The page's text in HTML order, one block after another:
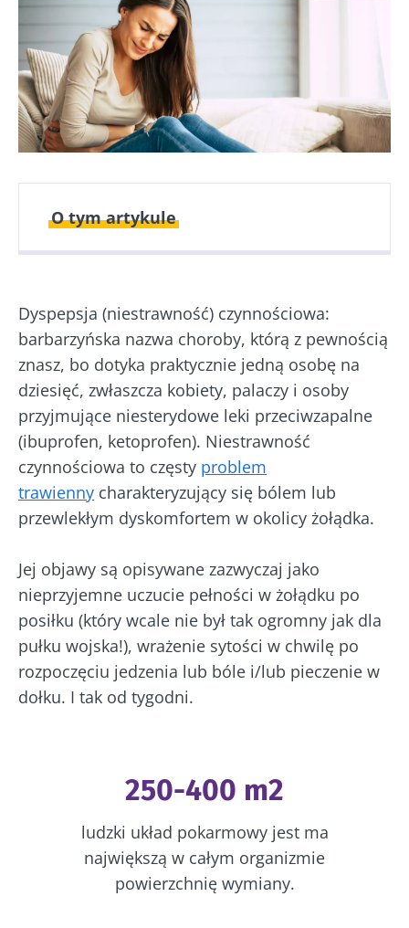
O tym artykule
Dyspepsja (niestrawność) czynnościowa:
barbarzyńska nazwa choroby, którą z pewnością
znasz, bo dotyka praktycznie jedną osobę na
dziesięć, zwłaszcza kobiety, palaczy i osoby
przyjmujące niesterydowe leki przeciwzapalne
(ibuprofen, ketoprofen). Niestrawność
czynnościowa to częsty problem
trawienny charakteryzujący się bólem lub
przewlekłym dyskomfortem w okolicy żołądka.
Jej objawy są opisywane zazwyczaj jako
nieprzyjemne uczucie pełności w żołądku po
posiłku (który wcale nie był tak ogromny jak dla
pułku wojska!), wrażenie sytości w chwilę po
rozpoczęciu jedzenia lub bóle i/lub pieczenie w
dołku. I tak od tygodni.
250-400 m2
ludzki układ pokarmowy jest ma
największą w całym organizmie
powierzchnię wymiany.